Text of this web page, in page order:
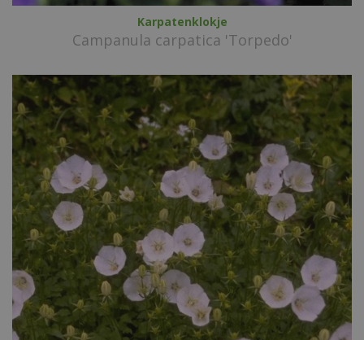
Karpatenklokje
Campanula carpatica 'Torpedo'